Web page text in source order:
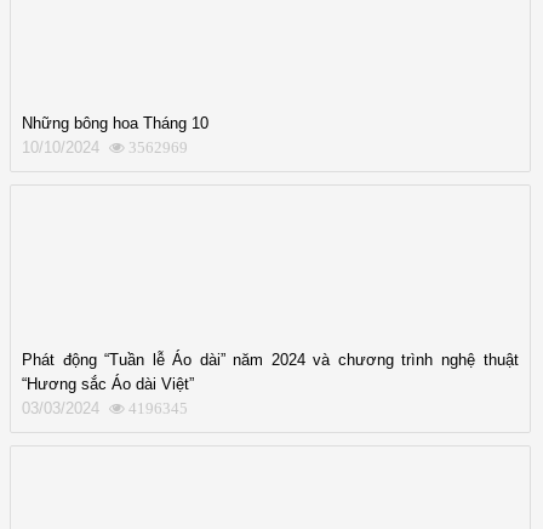
Những bông hoa Tháng 10
10/10/2024
3562969
Phát động “Tuần lễ Áo dài” năm 2024 và chương trình nghệ thuật
“Hương sắc Áo dài Việt”
03/03/2024
4196345